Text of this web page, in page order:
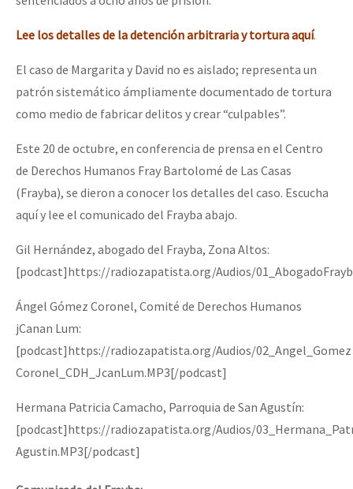
COVID-19
Eventos
Contacto
Lee los detalles de la detención arbitraria y tortura aquí.
El caso de Margarita y David no es aislado; representa un
patrón sistemático ámpliamente documentado de tortura
como medio de fabricar delitos y crear “culpables”.
Este 20 de octubre, en conferencia de prensa en el Centro
de Derechos Humanos Fray Bartolomé de Las Casas
(Frayba), se dieron a conocer los detalles del caso. Escucha
aquí y lee el comunicado del Frayba abajo.
Gil Hernández, abogado del Frayba, Zona Altos:
[podcast]https://radiozapatista.org/Audios/
Ángel Gómez Coronel, Comité de Derechos Humanos
jCanan Lum:
[podcast]https://radiozapatista.org/Audios/02_Angel_Gomez
Coronel_CDH_JcanLum.MP3[/podcast]
Hermana Patricia Camacho, Parroquia de San Agustín:
[podcast]https://radiozapatista.org/Audios/
Agustin.MP3[/podcast]